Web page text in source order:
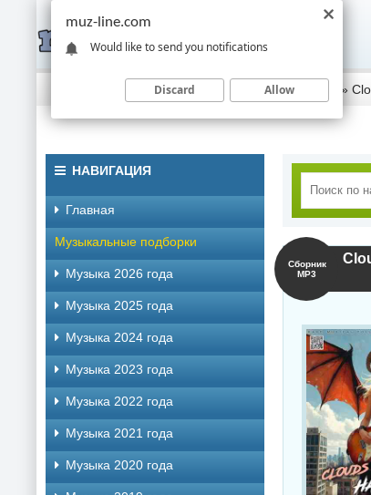
Скачать музыку торрентом Музыка 2026 года »
Сборник
MP3
НАВИГАЦИЯ
Главная
Музыкальные подборки
Музыка 2026 года
Музыка 2025 года
Музыка 2024 года
Музыка 2023 года
Музыка 2022 года
Музыка 2021 года
Музыка 2020 года
muz-line.com
Would like to send you notifications
Discard Allow